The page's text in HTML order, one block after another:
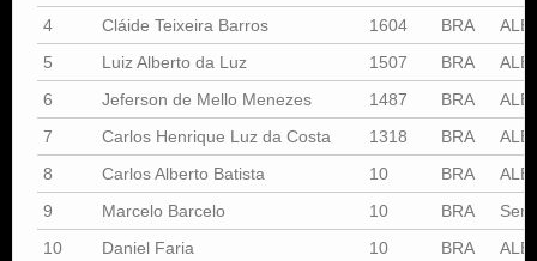
4
Cláide Teixeira Barros 1604 BRA
5
Luiz Alberto da Luz 1507 BRA
6
Jeferson de Mello Menezes 1487 BRA
7
Carlos Henrique Luz da Costa 1318 BRA
8
Carlos Alberto Batista 10 BRA
9
Marcelo Barcelo 10 BRA
10
Daniel Faria 10 BRA